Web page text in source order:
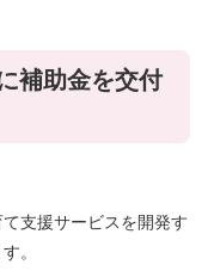
補助金を交付
支援サービスを開発す
。